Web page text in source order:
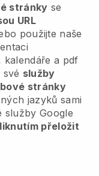
stránky se
URL
použijte naše
kalendáře a pdf
své služby
stránky
jazyků sami
služby Google
přeložit